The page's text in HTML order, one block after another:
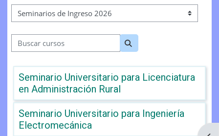
Categorías
Buscar cursos
Buscar cursos
Seminario Universitario para Licenciatura
en Administración Rural
Seminario Universitario para Ingeniería
Electromecánica